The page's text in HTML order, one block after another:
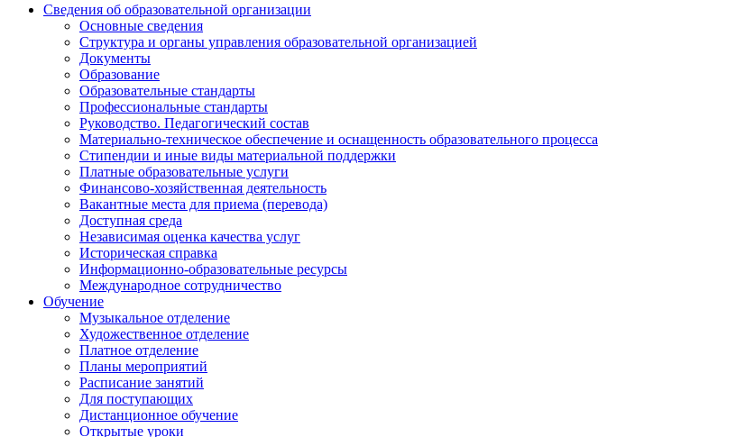
Сведения об образовательной организации
Основные сведения
Структура и органы управления образовательной организацией
Документы
Образование
Образовательные стандарты
Профессиональные стандарты
Руководство. Педагогический состав
Материально-техническое обеспечение и оснащенность образовательного процесса
Стипендии и иные виды материальной поддержки
Платные образовательные услуги
Финансово-хозяйственная деятельность
Вакантные места для приема (перевода)
Доступная среда
Независимая оценка качества услуг
Историческая справка
Информационно-образовательные ресурсы
Международное сотрудничество
Обучение
Музыкальное отделение
Художественное отделение
Платное отделение
Планы мероприятий
Расписание занятий
Для поступающих
Дистанционное обучение
Открытые уроки